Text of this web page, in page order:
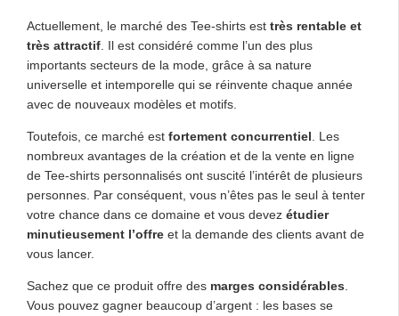
Actuellement, le marché des Tee-shirts est très rentable et
très attractif . Il est considéré comme l’un des plus
importants secteurs de la mode, grâce à sa nature
universelle et intemporelle qui se réinvente chaque année
avec de nouveaux modèles et motifs.
Toutefois, ce marché est fortement concurrentiel . Les
nombreux avantages de la création et de la vente en ligne
de Tee-shirts personnalisés ont suscité l’intérêt de plusieurs
personnes. Par conséquent, vous n’êtes pas le seul à tenter
votre chance dans ce domaine et vous devez étudier
minutieusement l’offre et la demande des clients avant de
vous lancer.
Sachez que ce produit offre des marges considérables
Vous pouvez gagner beaucoup d’argent : les bases se